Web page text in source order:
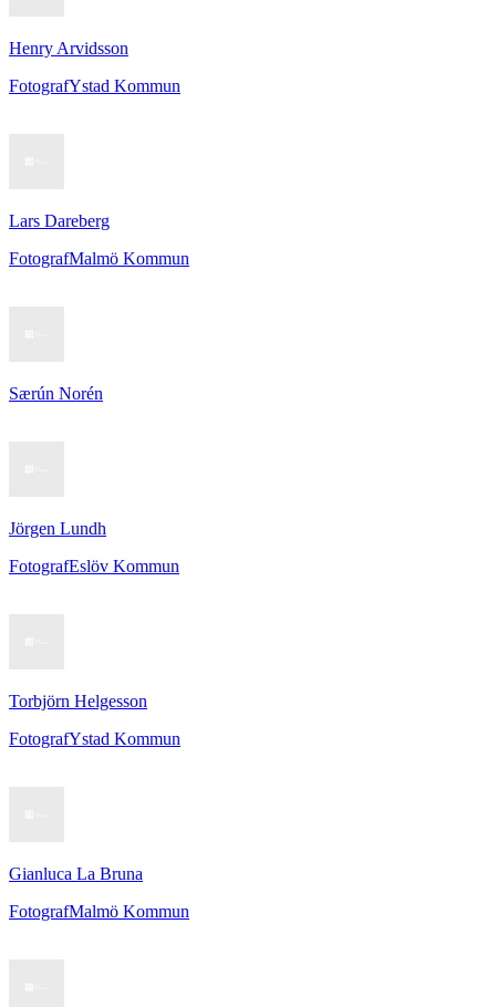
Henry Arvidsson
FotografYstad Kommun
Lars Dareberg
FotografMalmö Kommun
Særún Norén
Jörgen Lundh
FotografEslöv Kommun
Torbjörn Helgesson
FotografYstad Kommun
Gianluca La Bruna
FotografMalmö Kommun